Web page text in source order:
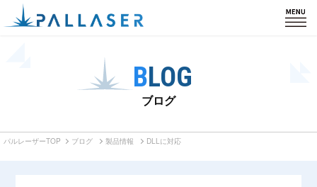
BLOG
ブログ
パルレーザーTOP ブログ 製品情報 DLLに対応